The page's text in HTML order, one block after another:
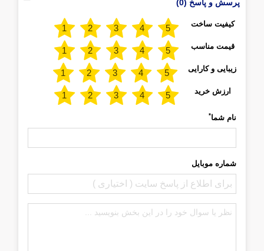
پرسش و پاسخ (0)
کیفیت ساخت
قیمت مناسب
زیبایی و کارایی
ارزش خرید
نام شما*
شماره موبایل